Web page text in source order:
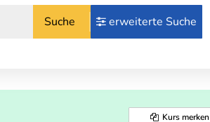
Suche erweiterte Suche
Kurs merken